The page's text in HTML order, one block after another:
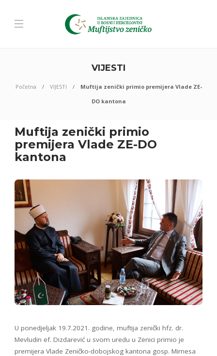
VIJESTI
Početna VIJESTI
Muftija zenički primio premijera Vlade ZE-
DO kantona
Muftija zenički primio
premijera Vlade ZE-DO
kantona
U ponedjeljak 19.7.2021. godine, muftija zenički hfz. dr.
Mevludin ef. Dizdarević u svom uredu u Zenici primio je
premijera Vlade Zeničko-dobojskog kantona gosp. Mirnesa